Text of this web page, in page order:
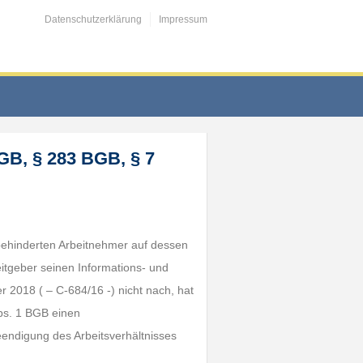
Datenschutzerklärung Impressum
§ 283 BGB, § 7
Arbeitnehmer auf dessen
seinen Informations- und
2018 ( – C-684/16 -) nicht nach, hat
1 BGB einen
des Arbeitsverhältnisses